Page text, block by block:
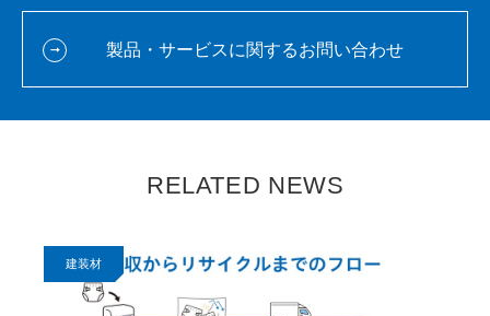
製品・サービスに関するお問い合わせ
RELATED NEWS
建装材